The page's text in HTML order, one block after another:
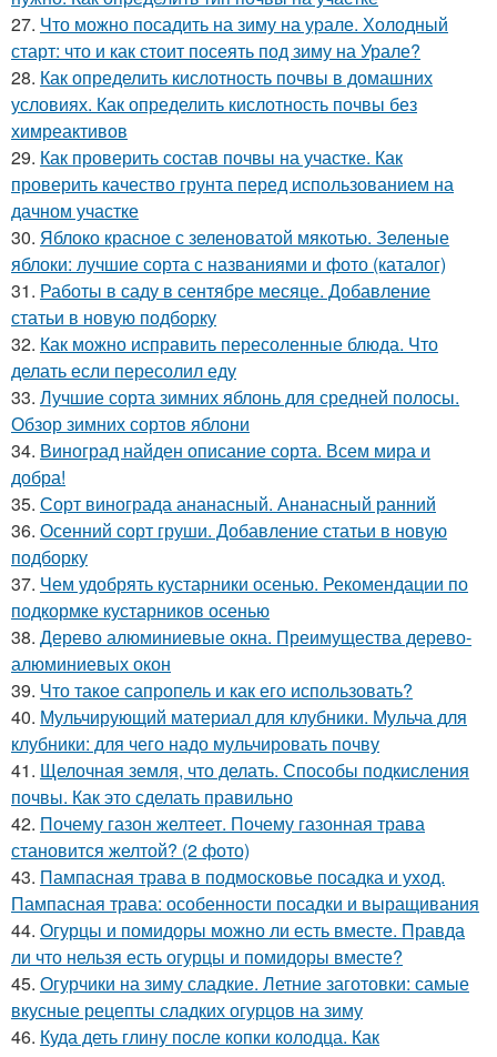
27. Что можно посадить на зиму на урале. Холодный
старт: что и как стоит посеять под зиму на Урале?
28. Как определить кислотность почвы в домашних
условиях. Как определить кислотность почвы без
химреактивов
29. Как проверить состав почвы на участке. Как
проверить качество грунта перед использованием на
дачном участке
30. Яблоко красное с зеленоватой мякотью. Зеленые
яблоки: лучшие сорта с названиями и фото (каталог)
31. Работы в саду в сентябре месяце. Добавление
статьи в новую подборку
32. Как можно исправить пересоленные блюда. Что
делать если пересолил еду
33. Лучшие сорта зимних яблонь для средней полосы.
Обзор зимних сортов яблони
34. Виноград найден описание сорта. Всем мира и
добра!
35. Сорт винограда ананасный. Ананасный ранний
36. Осенний сорт груши. Добавление статьи в новую
подборку
37. Чем удобрять кустарники осенью. Рекомендации по
подкормке кустарников осенью
38. Дерево алюминиевые окна. Преимущества дерево-
алюминиевых окон
39. Что такое сапропель и как его использовать?
40. Мульчирующий материал для клубники. Мульча для
клубники: для чего надо мульчировать почву
41. Щелочная земля, что делать. Способы подкисления
почвы. Как это сделать правильно
42. Почему газон желтеет. Почему газонная трава
становится желтой? (2 фото)
43. Пампасная трава в подмосковье посадка и уход.
Пампасная трава: особенности посадки и выращивания
44. Огурцы и помидоры можно ли есть вместе. Правда
ли что нельзя есть огурцы и помидоры вместе?
45. Огурчики на зиму сладкие. Летние заготовки: самые
вкусные рецепты сладких огурцов на зиму
46. Куда деть глину после копки колодца. Как